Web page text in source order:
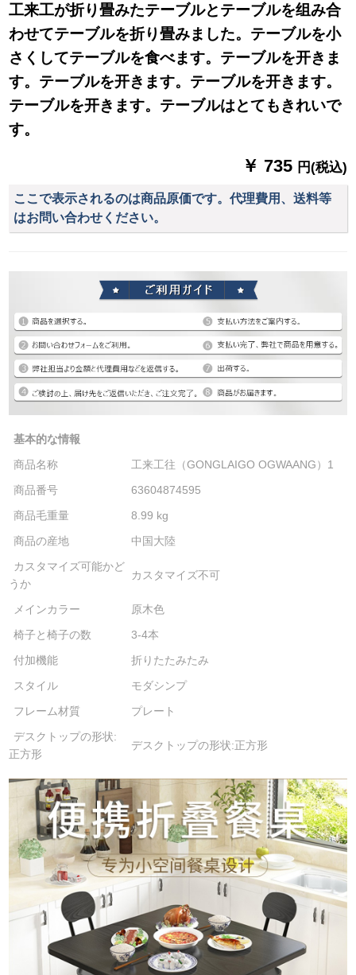
工来工が折り畳みたテーブルとテーブルを组み合
わせてテーブルを折り畳みました。テーブルを小
さくしてテーブルを食べます。テーブルを开きま
す。テーブルを开きます。テーブルを开きます。
テーブルを开きます。テーブルはとてもきれいで
す。
￥ 735 円(税込)
ここで表示されるのは商品原価です。代理費用、送料等
はお問い合わせください。
基本的な情報
商品名称
工来工往（GONGLAIGO OGWAANG）1
商品番号
63604874595
商品毛重量
8.99 kg
商品の産地
中国大陸
カスタマイズ可能かど
うか
カスタマイズ不可
メインカラー
原木色
椅子と椅子の数
3-4本
付加機能
折りたたみたみ
スタイル
モダシンプ
フレーム材質
プレート
デスクトップの形状:
正方形
デスクトップの形状:正方形